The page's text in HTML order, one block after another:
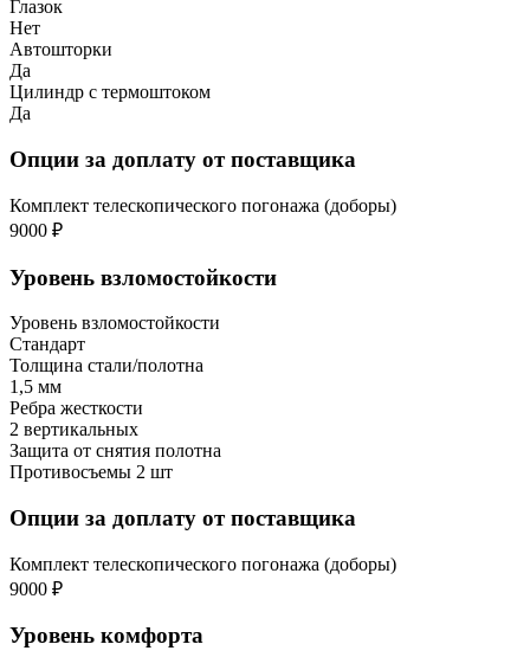
Глазок
Нет
Автошторки
Да
Цилиндр с термоштоком
Да
Опции за доплату от поставщика
Комплект телескопического погонажа (доборы)
9000 ₽
Уровень взломостойкости
Уровень взломостойкости
Стандарт
Толщина стали/полотна
1,5 мм
Ребра жесткости
2 вертикальных
Защита от снятия полотна
Противосъемы 2 шт
Опции за доплату от поставщика
Комплект телескопического погонажа (доборы)
9000 ₽
Уровень комфорта